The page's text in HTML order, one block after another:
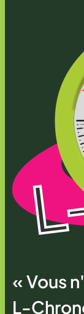
« Vous
L-